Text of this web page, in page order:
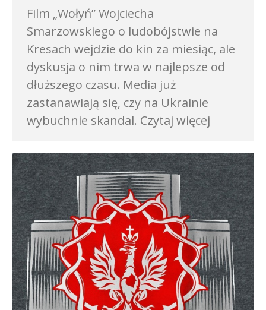
Film „Wołyń” Wojciecha
Smarzowskiego o ludobójstwie na
Kresach wejdzie do kin za miesiąc, ale
dyskusja o nim trwa w najlepsze od
dłuższego czasu. Media już
zastanawiają się, czy na Ukrainie
wybuchnie skandal. Czytaj więcej